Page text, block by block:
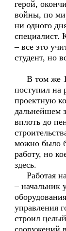
герой,
войны, по
ни одного
специалист.
– все это
студент, но
В том же
поступил на
проектную
дальнейшем
вплоть до
можно было
работу, но
здесь.
Работая на
– начальник
управления
строил
сооружений